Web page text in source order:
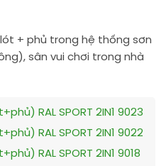
+ phủ trong hệ thống sơn
sân vui chơi trong nhà
RAL SPORT 2IN1 9023
RAL SPORT 2IN1 9022
RAL SPORT 2IN1 9018